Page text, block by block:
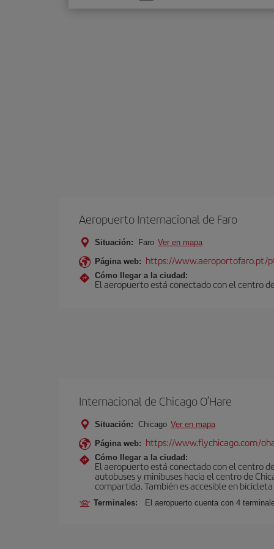
opción
Aeropuerto Internacional de Faro
Situación: Faro Ver en mapa
Página web: https://www.aeroportofaro.pt/
Cómo llegar a la ciudad:
El aeropuerto está conectado con el centro
Internacional de Chicago O’Hare
Situación: Chicago Ver en mapa
Página web: https://www.flychicago.com/
Cómo llegar a la ciudad:
El aeropuerto está conectado con el centro
autobuses y minibuses hacia el centro de
compartida. También es accesible en
Terminales: El aeropuerto cuenta con 4